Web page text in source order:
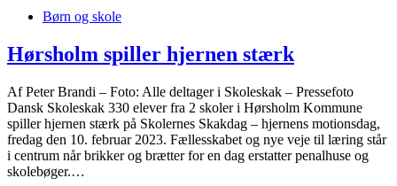
PostedBørn og skole
Hørsholm spiller hjernen stærk
Af Peter Brandi – Foto: Alle deltager i Skoleskak – Pressefoto
Dansk Skoleskak 330 elever fra 2 skoler i Hørsholm Kommune
spiller hjernen stærk på Skolernes Skakdag – hjernens motionsdag,
fredag den 10. februar 2023. Fællesskabet og nye veje til læring står
i centrum når brikker og brætter for en dag erstatter penalhuse og
skolebøger.…